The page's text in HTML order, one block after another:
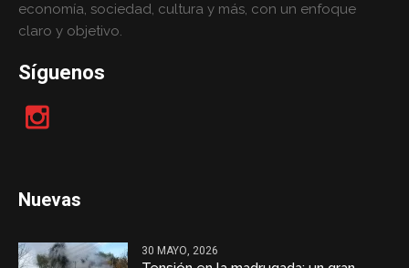
economía, sociedad, cultura y más, con un enfoque
claro y objetivo.
Síguenos
Nuevas
30 MAYO, 2026